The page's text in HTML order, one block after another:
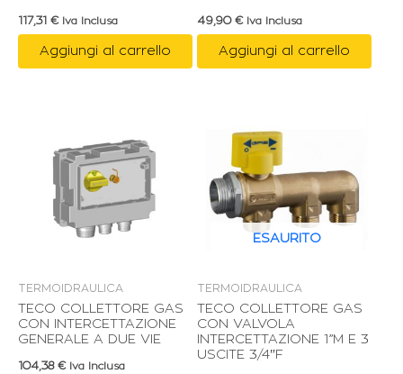
117,31 € Iva Inclusa
Aggiungi al carrello
49,90 € Iva Inclusa
Aggiungi al carrello
TERMOIDRAULICA
TECO COLLETTORE GAS
CON INTERCETTAZIONE
GENERALE A DUE VIE
104,38 € Iva Inclusa
ESAURITO
TERMOIDRAULICA
TECO COLLETTORE GAS
CON VALVOLA
INTERCETTAZIONE 1”M E 3
USCITE 3/4″F